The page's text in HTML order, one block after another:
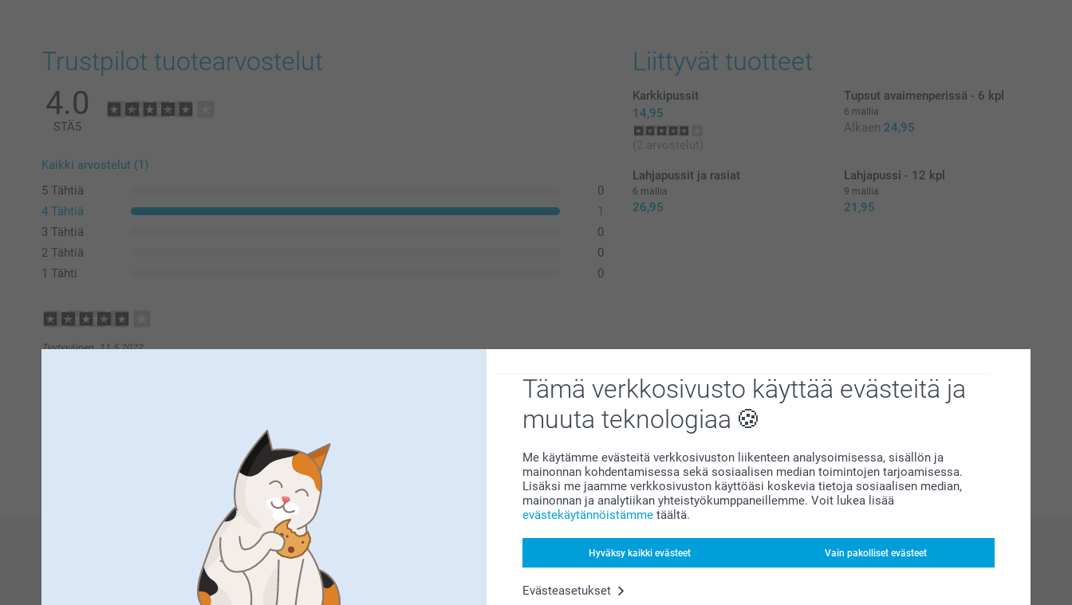
Tämä verkkosivusto käyttää evästeitä ja
muuta teknologiaa
Me käytämme evästeitä verkkosivuston liikenteen analysoimisessa, sisällön ja
mainonnan kohdentamisessa sekä sosiaalisen median toimintojen tarjoamisessa.
Lisäksi me jaamme verkkosivuston käyttöäsi koskevia tietoja sosiaalisen median,
mainonnan ja analytiikan yhteistyökumppaneillemme. Voit lukea lisää
evästekäytännöistämme täältä.
Hyväksy kaikki evästeet Vain pakolliset evästeet
Evästeasetukset
Trustpilot tuotearvostelut
4.0
STÄ5
Kaikki arvostelut (1)
5 Tähtiä
0
4 Tähtiä
1
3 Tähtiä
0
2 Tähtiä
0
1 Tähti
0
Tyytyväinen, 11.5.2022
Suuret kiitokset 4 tähdestä ja palautteesta, se on meille erittäin tärkeää. Kiva että pidät tuotteesta!
Tarkoitus ei ole lävistää pusseja, vaan taittaa ja kiinnittää kuva ja vain asettaa pussi sinne väliin :)
1
Liittyvät tuotteet
Karkkipussit
14,95
(2 arvostelut)
Tupsut avaimenperissä - 6 kpl
6 mallia
Alkaen 24,95
Lahjapussit ja rasiat
6 mallia
26,95
Lahjapussi - 12 kpl
9 mallia
21,95
smartphoto?